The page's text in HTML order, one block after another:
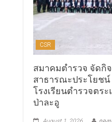
CSR
สมาคมตำรวจ จัดกิจ
สาธารณะประโยช
โรงเรียนตำรวจตร
ป่าละอู